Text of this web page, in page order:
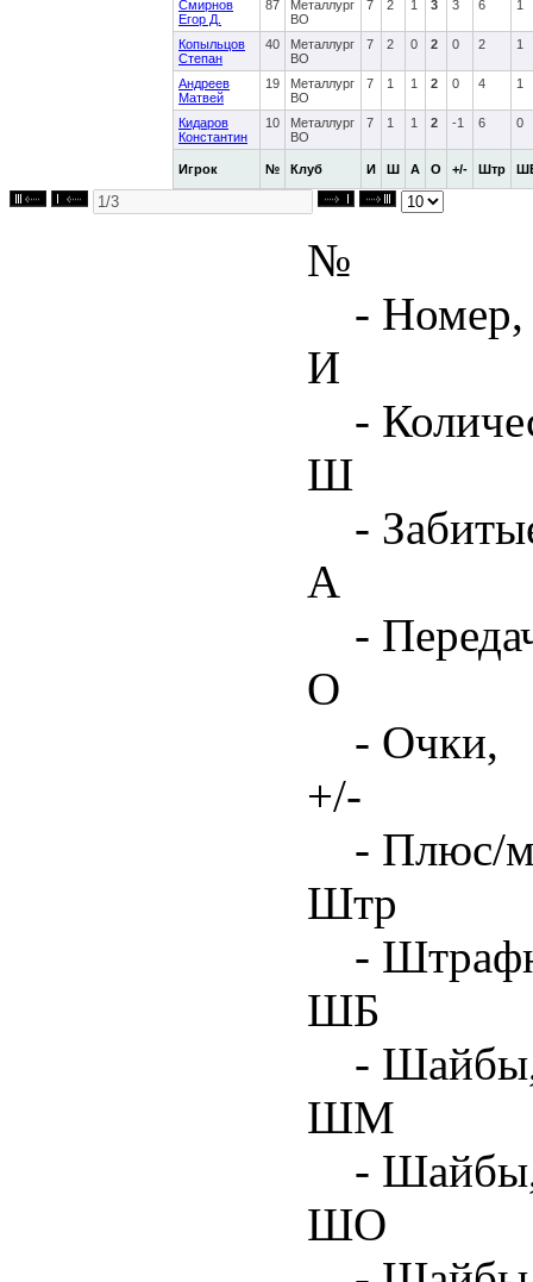
Игрок № Клуб И Ш А О +/- Штр
Смирнов
Егор Д.
87
Металлург
ВО
7 2 1 3 3 6 1
Копыльцов
Степан
40
Металлург
ВО
7 2 0 2 0 2 1
Андреев
Матвей
19
Металлург
ВО
7 1 1 2 0 4 1
Кидаров
Константин
10
Металлург
ВО
7 1 1 2 -1 6 0
№
- Номер,
И
-
Ш
-
А
-
О
- Очки,
+/-
- Плюс/
Штр
-
ШБ
- Шайбы,
ШМ
- Шайбы,
ШО